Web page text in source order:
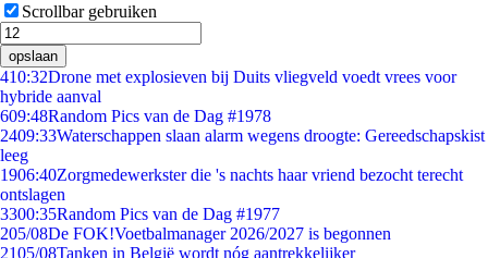
Scrollbar gebruiken
opslaan
410:32Drone met explosieven bij Duits vliegveld voedt vrees voor
hybride aanval
609:48Random Pics van de Dag #1978
2409:33Waterschappen slaan alarm wegens droogte: Gereedschapskist
leeg
1906:40Zorgmedewerkster die 's nachts haar vriend bezocht terecht
ontslagen
3300:35Random Pics van de Dag #1977
205/08De FOK!Voetbalmanager 2026/2027 is begonnen
2105/08Tanken in België wordt nóg aantrekkelijker